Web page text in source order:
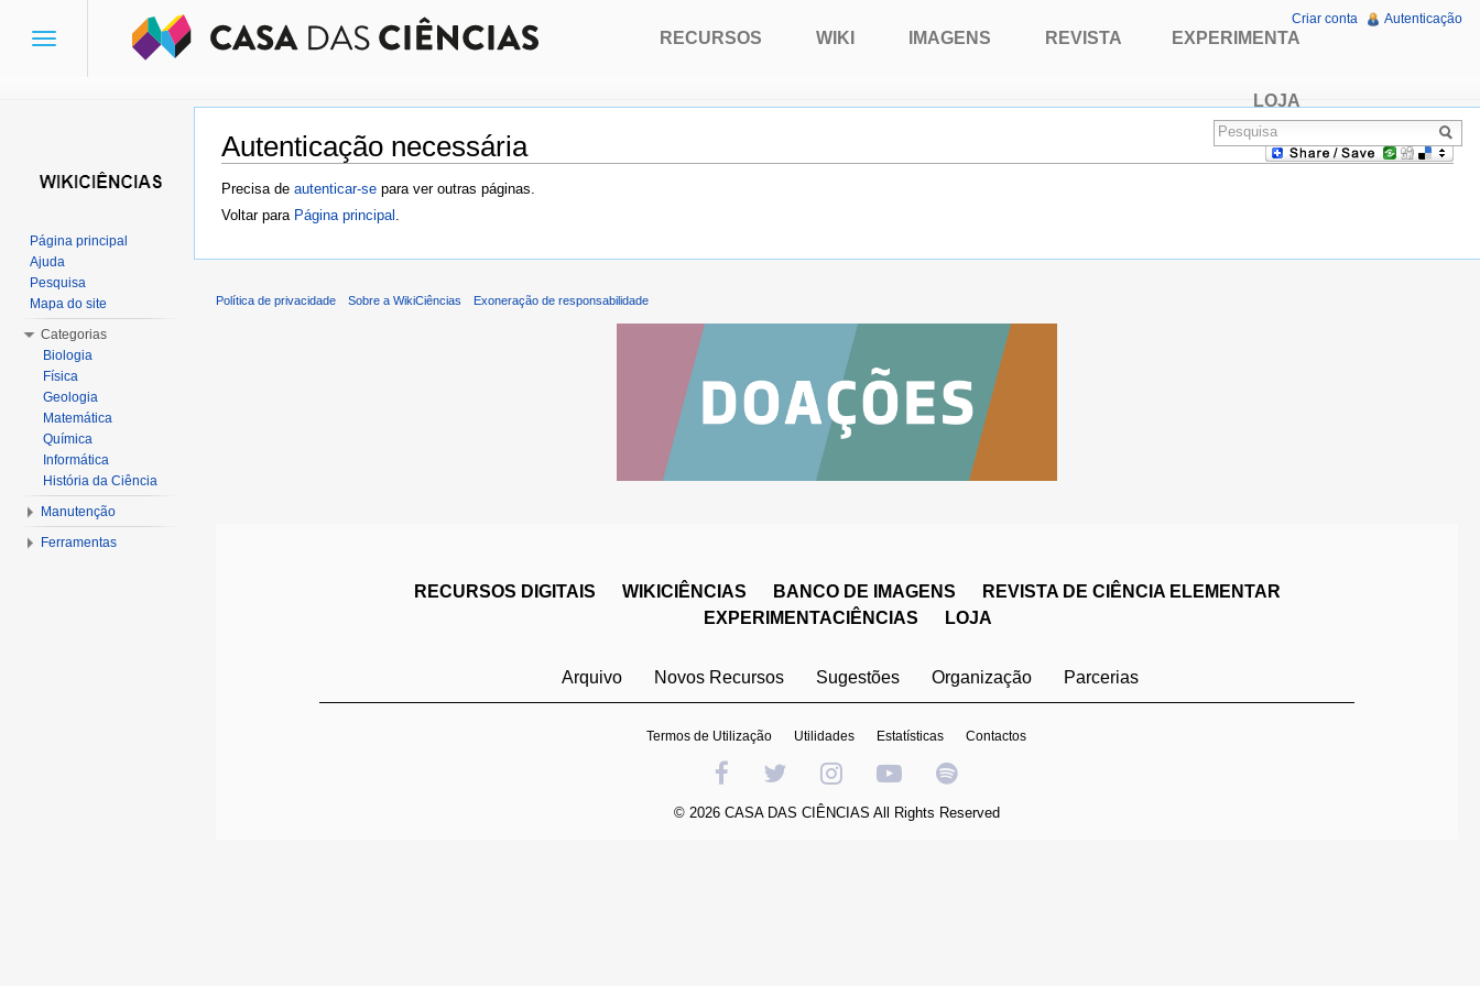
Autenticação necessária
Ir para:navegação,pesquisa
Precisa de autenticar-se para ver outras páginas.
Voltar para Página principal
Toggle
RECURSOS WIKI IMAGENS REVISTA EXPERIMENTA
LOJA
Criar conta Autenticação
Página principal
Ajuda
Pesquisa
Mapa do site
Categorias
Biologia
Física
Geologia
Matemática
Química
Informática
História da Ciência
Manutenção
Ferramentas
Política de privacidade Sobre a WikiCiências Exoneração de responsabilidade
RECURSOS DIGITAIS WIKICIÊNCIAS BANCO DE IMAGENS
REVISTA DE CIÊNCIA ELEMENTAR
EXPERIMENTACIÊNCIAS
LOJA
Arquivo Novos Recursos Sugestões Organização Parcerias
Termos de Utilização Utilidades Estatísticas Contactos
© 2026 CASA DAS CIÊNCIAS All Rights Reserved